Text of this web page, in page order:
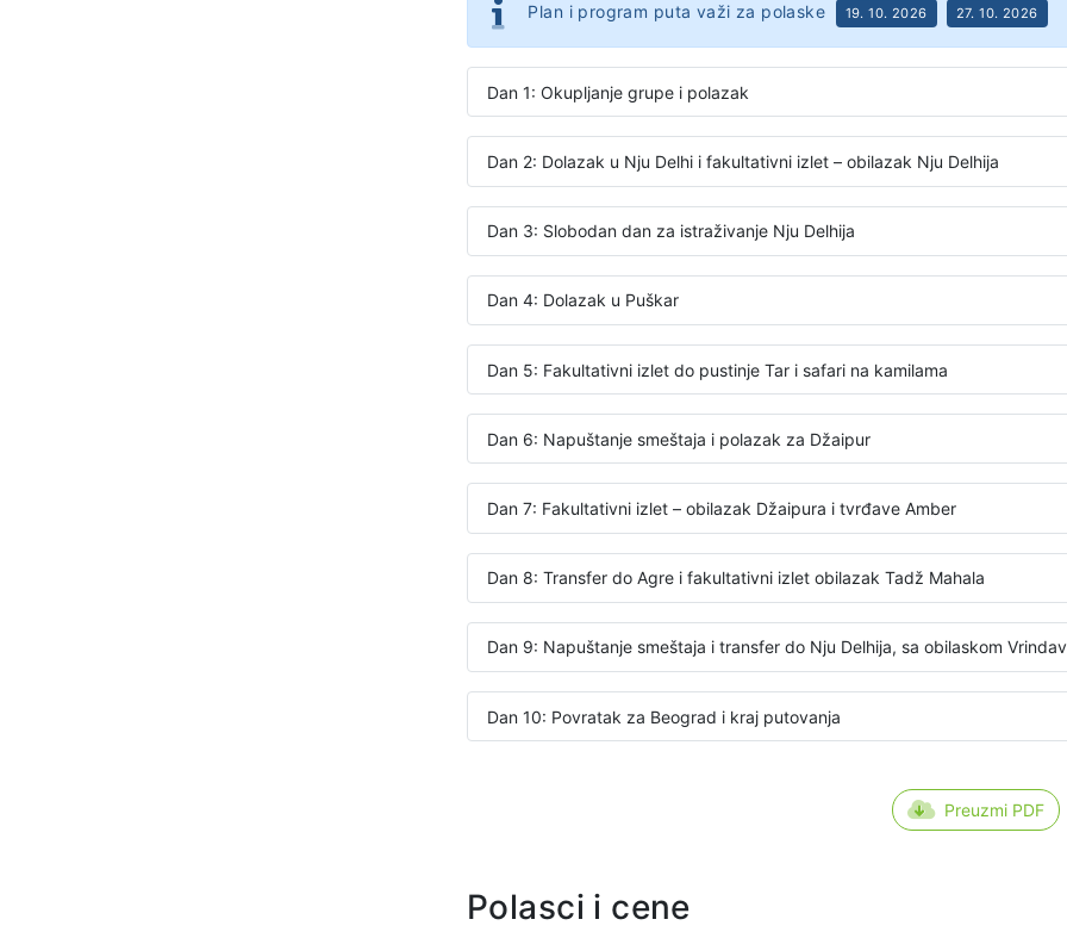
Plan i program puta važi za polaske 19. 10. 2026 27. 10. 2026
Dan 1: Okupljanje grupe i polazak
Dan 2: Dolazak u Nju Delhi i fakultativni izlet – obilazak Nju Delhija
Dan 3: Slobodan dan za istraživanje Nju Delhija
Dan 4: Dolazak u Puškar
Dan 5: Fakultativni izlet do pustinje Tar i safari na kamilama
Dan 6: Napuštanje smeštaja i polazak za Džaipur
Dan 7: Fakultativni izlet – obilazak Džaipura i tvrđave Amber
Dan 8: Transfer do Agre i fakultativni izlet obilazak Tadž Mahala
Dan 9: Napuštanje smeštaja i transfer do Nju Delhija, sa obilaskom
Dan 10: Povratak za Beograd i kraj putovanja
Preuzmi PDF
Polasci i cene